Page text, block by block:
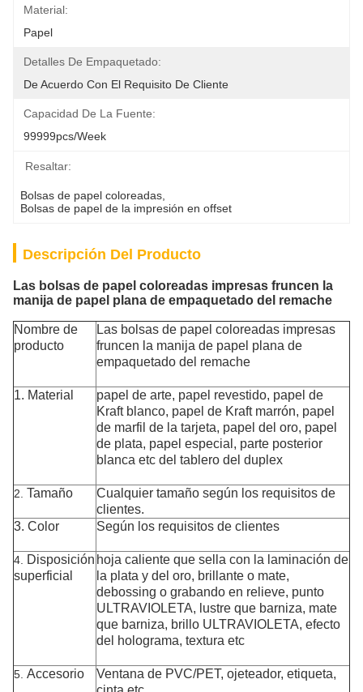
Material:
Papel
Detalles De Empaquetado:
De Acuerdo Con El Requisito De Cliente
Capacidad De La Fuente:
99999pcs/week
Resaltar:
Bolsas de papel coloreadas
Bolsas de papel de la impresión en offset
Descripción Del Producto
Las bolsas de papel coloreadas impresas fruncen la
manija de papel plana de empaquetado del remache
Nombre de
producto
Las bolsas de papel coloreadas impresas
fruncen la manija de papel plana de
empaquetado del remache
1. Material
papel de arte, papel revestido, papel de
Kraft blanco, papel de Kraft marrón, papel
de marfil de la tarjeta, papel del oro, papel
de plata, papel especial, parte posterior
blanca etc del tablero del duplex
2. Tamaño
Cualquier tamaño según los requisitos de
clientes.
3. Color
Según los requisitos de clientes
4.
Disposición
superficial
hoja caliente que sella con la laminación de
la plata y del oro, brillante o mate,
debossing o grabando en relieve, punto
ULTRAVIOLETA, lustre que barniza, mate
que barniza, brillo ULTRAVIOLETA, efecto
del holograma, textura etc
5. Accesorio
Ventana de PVC/PET, ojeteador, etiqueta,